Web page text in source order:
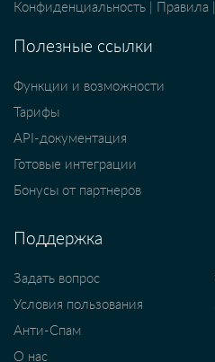
Конфиденциальность
Правила
Полезные ссылки
Функции и возможности
Тарифы
API-документация
Готовые интеграции
Бонусы от партнеров
Поддержка
Задать вопрос
Условия пользования
Анти-Спам
О нас